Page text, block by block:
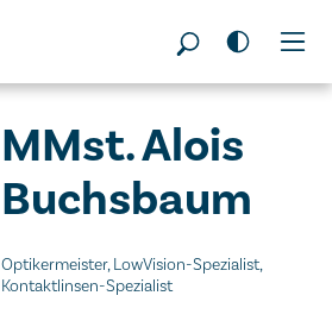
MMst. Alois
Buchsbaum
Optikermeister, LowVision-Spezialist,
Kontaktlinsen-Spezialist